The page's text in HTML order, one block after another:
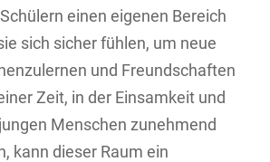
einen eigenen Bereich
sich sicher fühlen, um neue
und Freundschaften
Zeit, in der Einsamkeit und
Menschen zunehmend
kann dieser Raum ein